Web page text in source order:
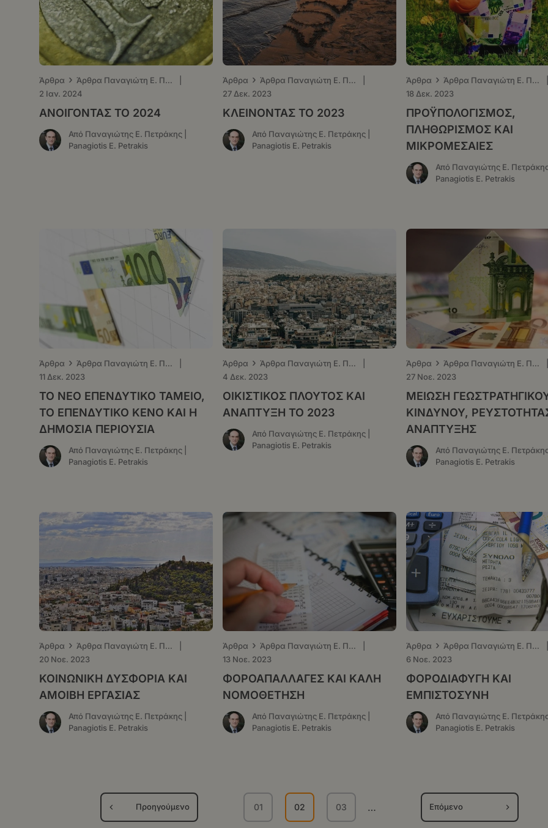
Άρθρα › Άρθρα Παναγιώτη Ε. Πετράκη - ΤΑ ΝΕΑ
2 Ιαν. 2024
ΑΝΟΙΓΟΝΤΑΣ ΤΟ 2024
Από Παναγιώτης Ε. Πετράκης |
Panagiotis E. Petrakis
Άρθρα › Άρθρα Παναγιώτη Ε. Πετράκη - ΤΑ ΝΕΑ
27 Δεκ. 2023
ΚΛΕΙΝΟΝΤΑΣ ΤΟ 2023
Από Παναγιώτης Ε. Πετράκης |
Panagiotis E. Petrakis
Άρθρα › Άρθρα Παναγιώτη Ε. Πετράκη - ΤΑ ΝΕΑ
18 Δεκ. 2023
ΠΡΟΫΠΟΛΟΓΙΣΜΟΣ,
ΠΛΗΘΩΡΙΣΜΟΣ ΚΑΙ
ΜΙΚΡΟΜΕΣΑΙΕΣ
Από Παναγιώτης Ε.
Panagiotis E. Petrakis
Άρθρα › Άρθρα Παναγιώτη Ε. Πετράκη - ΤΑ ΝΕΑ
11 Δεκ. 2023
ΤΟ ΝΕΟ ΕΠΕΝΔΥΤΙΚΟ ΤΑΜΕΙΟ,
ΤΟ ΕΠΕΝΔΥΤΙΚΟ ΚΕΝΟ ΚΑΙ Η
ΔΗΜΟΣΙΑ ΠΕΡΙΟΥΣΙΑ
Από Παναγιώτης Ε. Πετράκης |
Panagiotis E. Petrakis
Άρθρα › Άρθρα Παναγιώτη Ε. Πετράκη - ΤΑ ΝΕΑ
4 Δεκ. 2023
ΟΙΚΙΣΤΙΚΟΣ ΠΛΟΥΤΟΣ ΚΑΙ
ΑΝΑΠΤΥΞΗ ΤΟ 2023
Από Παναγιώτης Ε. Πετράκης |
Panagiotis E. Petrakis
Άρθρα › Άρθρα Παναγιώτη Ε. Πετράκη - ΤΑ ΝΕΑ
27 Νοε. 2023
ΜΕΙΩΣΗ
ΚΙΝΔΥΝΟΥ,
ΑΝΑΠΤΥΞΗΣ
Από Παναγιώτης Ε.
Panagiotis E. Petrakis
Άρθρα › Άρθρα Παναγιώτη Ε. Πετράκη - ΤΑ ΝΕΑ
20 Νοε. 2023
ΚΟΙΝΩΝΙΚΗ ΔΥΣΦΟΡΙΑ ΚΑΙ
ΑΜΟΙΒΗ ΕΡΓΑΣΙΑΣ
Από Παναγιώτης Ε. Πετράκης |
Panagiotis E. Petrakis
Άρθρα › Άρθρα Παναγιώτη Ε. Πετράκη - ΤΑ ΝΕΑ
13 Νοε. 2023
ΦΟΡΟΑΠΑΛΛΑΓΕΣ ΚΑΙ ΚΑΛΗ
ΝΟΜΟΘΕΤΗΣΗ
Από Παναγιώτης Ε. Πετράκης |
Panagiotis E. Petrakis
Άρθρα › Άρθρα Παναγιώτη Ε. Πετράκη - ΤΑ ΝΕΑ
6 Νοε. 2023
ΦΟΡΟΔΙΑΦΥΓΗ ΚΑΙ
ΕΜΠΙΣΤΟΣΥΝΗ
Από Παναγιώτης Ε.
Panagiotis E. Petrakis
Σελιδοποίηση
Προηγούμενο Σελίδα
01
Τρέχουσα
σελίδα
02 Σελίδα
03 … Επόμενο